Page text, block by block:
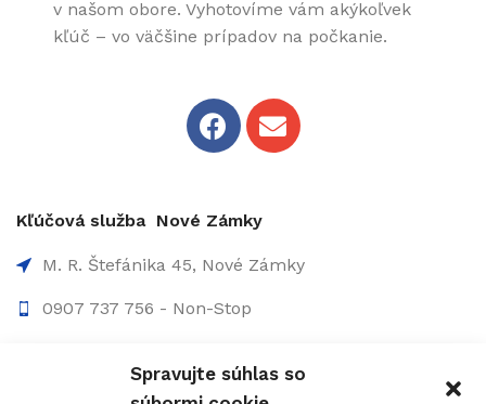
Spravujte súhlas so
v našom obore. Vyhotovíme vám akýkoľvek
kľúč – vo väčšine prípadov na počkanie.
Kľúčová služba Nové Zámky
M. R. Štefánika 45, Nové Zámky
0907 737 756 - Non-Stop
info@figolock.sk